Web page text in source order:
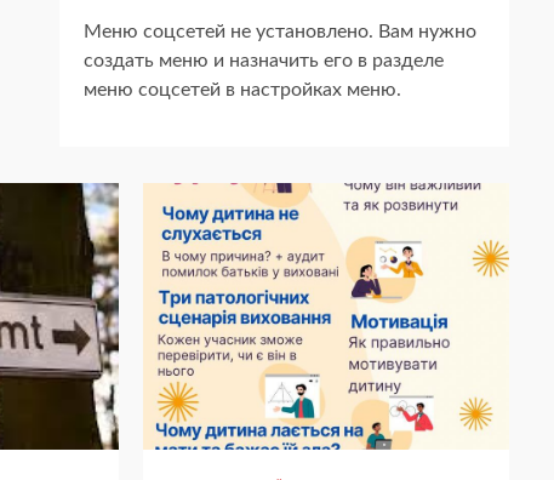
Меню соцсетей не установлено. Вам нужно
создать меню и назначить его в разделе
меню соцсетей в настройках меню.